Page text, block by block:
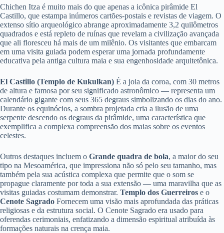
Chichen Itza é muito mais do que apenas a icônica pirâmide El
Castillo, que estampa inúmeros cartões-postais e revistas de viagem. O
extenso sítio arqueológico abrange aproximadamente 3,2 quilômetros
quadrados e está repleto de ruínas que revelam a civilização avançada
que ali floresceu há mais de um milênio. Os visitantes que embarcam
em uma visita guiada podem esperar uma jornada profundamente
educativa pela antiga cultura maia e sua engenhosidade arquitetônica.
El Castillo (Templo de Kukulkan) É a joia da coroa, com 30 metros
de altura e famosa por seu significado astronômico — representa um
calendário gigante com seus 365 degraus simbolizando os dias do ano.
Durante os equinócios, a sombra projetada cria a ilusão de uma
serpente descendo os degraus da pirâmide, uma característica que
exemplifica a complexa compreensão dos maias sobre os eventos
celestes.
Outros destaques incluem o Grande quadra de bola, a maior do seu
tipo na Mesoamérica, que impressiona não só pelo seu tamanho, mas
também pela sua acústica complexa que permite que o som se
propague claramente por toda a sua extensão — uma maravilha que as
visitas guiadas costumam demonstrar. Templo dos Guerreiros e o
Cenote Sagrado Fornecem uma visão mais aprofundada das práticas
religiosas e da estrutura social. O Cenote Sagrado era usado para
oferendas cerimoniais, enfatizando a dimensão espiritual atribuída às
formações naturais na crença maia.